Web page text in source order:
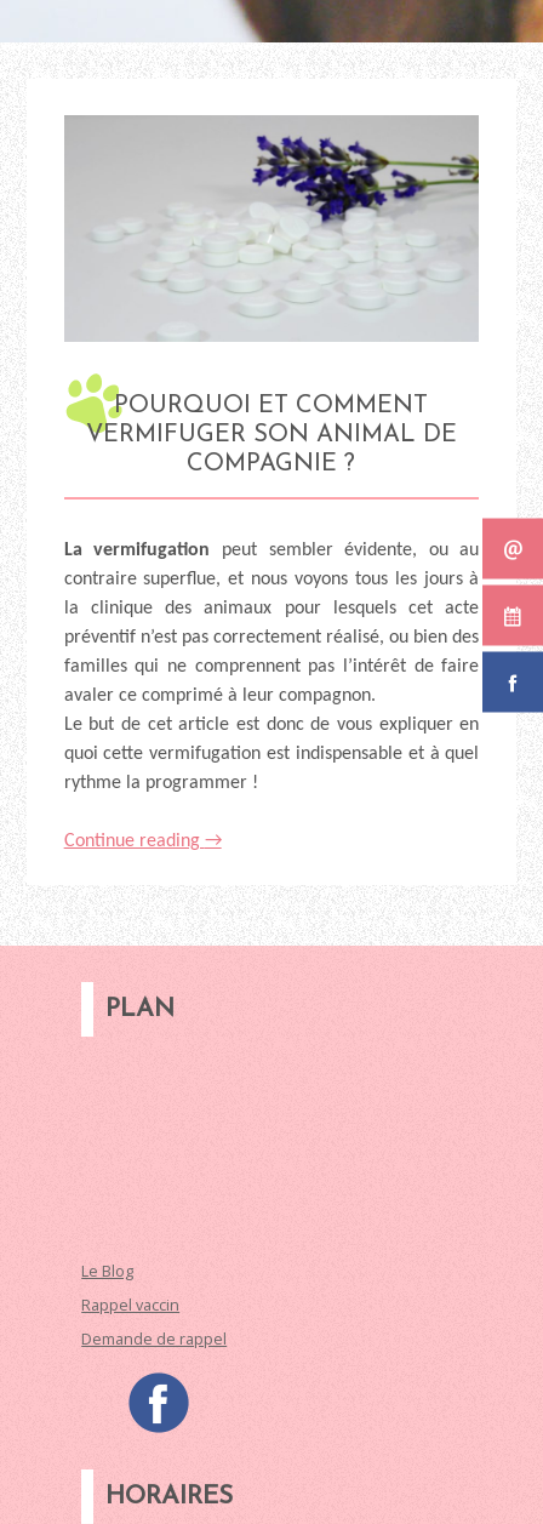
POURQUOI ET COMMENT
VERMIFUGER SON ANIMAL DE
COMPAGNIE ?
La vermifugation peut sembler évidente, ou au
contraire superflue, et nous voyons tous les jours à
la clinique des animaux pour lesquels cet acte
préventif n’est pas correctement réalisé, ou bien des
familles qui ne comprennent pas l’intérêt de faire
avaler ce comprimé à leur compagnon.
Le but de cet article est donc de vous expliquer en
quoi cette vermifugation est indispensable et à quel
rythme la programmer !
Continue reading →
PLAN
Le Blog
Rappel vaccin
Demande de rappel
HORAIRES